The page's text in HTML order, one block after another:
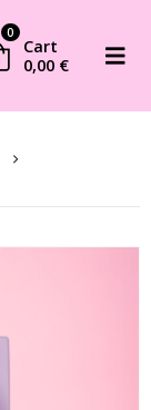
0
Cart
0,00 €